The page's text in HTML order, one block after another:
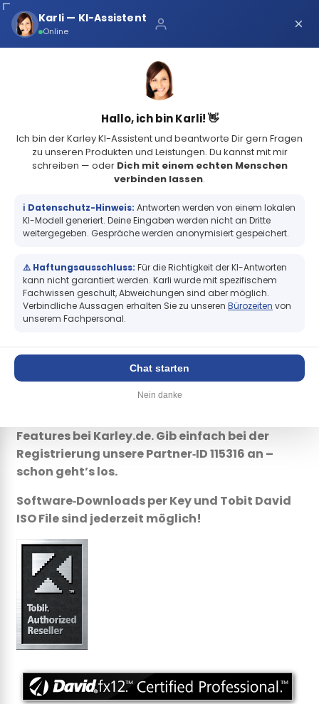
Über uns
Schnelle Lieferung
4.8(73 Bewertungen)
TobitDavid, Chayns & Co.
Willst du kompetenten Vor‑Ort‑Service? Dann bist
du bei uns genau richtig – wir besitzen die nötigen
Tobit‑Zertifikate, um unsere Expertise zu belegen.
Neu: Bestellst du ein Vollprodukt und lässt es
installieren, aktivieren wir als
Systemhauskunde innerhalb Minuten Updates
und zusätzliche Funktionen! Kein langes
Features bei Karley.de. Gib einfach bei der
Registrierung unsere Partner‑ID 115316 an –
schon geht’s los.
Software‑Downloads per Key und Tobit David
ISO File sind jederzeit möglich!
×
Karli — KI-Assistent
Online ×
Hallo, ich bin Karli! 👋
Ich bin der Karley KI-Assistent und beantworte Dir gern Fragen
zu unseren Produkten und Leistungen. Du kannst mit mir
schreiben — oder Dich mit einem echten Menschen
verbinden lassen.
ℹ️ Datenschutz-Hinweis: Antworten werden von einem lokalen
KI-Modell generiert. Deine Eingaben werden nicht an Dritte
weitergegeben. Gespräche werden anonymisiert gespeichert.
⚠️ Haftungsausschluss: Für die Richtigkeit der KI-Antworten
kann nicht garantiert werden. Karli wurde mit spezifischem
Fachwissen geschult, Abweichungen sind aber möglich.
Verbindliche Aussagen erhalten Sie zu unseren Bürozeiten von
unserem Fachpersonal.
Chat starten
Nein danke